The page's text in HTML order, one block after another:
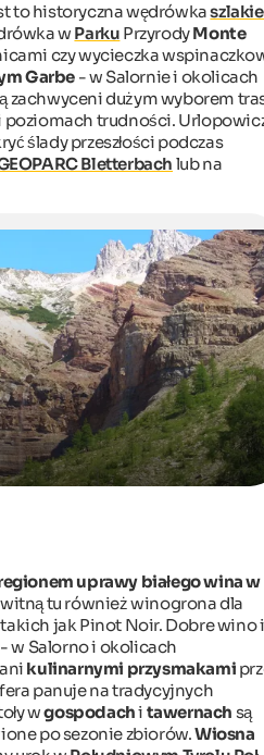
in Aldein/Aldino
in Aldein/Aldino
to historyczna wędrówka
w Parku PrzyrodyMonte
czy wycieczka
Garbe - w Salornie i okolicach
zachwyceni dużym wyborem
poziomach trudności.
ślady przeszłości podczas
Bletterbach lub na
uprawy białego wina w
tu również winogrona dla
jak Pinot Noir. Dobre wino i
- w Salorno i okolicach
kulinarnymi przysmakami
panuje na tradycyjnych
wgospodachi tawernach są
po sezonie zbiorów.Wiosna